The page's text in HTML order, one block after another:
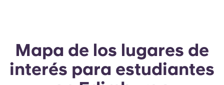
Mapa de los lugares de
interés para estudiantes